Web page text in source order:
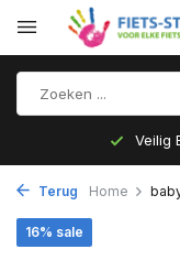
Veilig
Terug Home
16% sale